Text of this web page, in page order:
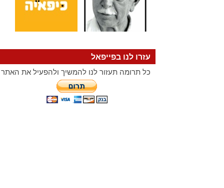
עזרו לנו בפייפאל
כל תרומה תעזור לנו להמשיך ולהפעיל את האתר